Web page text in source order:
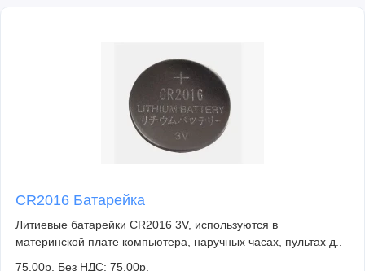
CR2016 Батарейка
Литиевые батарейки CR2016 3V, используются в
материнской плате компьютера, наручных часах, пультах д..
75.00р. Без НДС: 75.00р.